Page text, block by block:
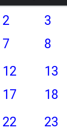
2 3
7 8
12 13
17 18
22 23